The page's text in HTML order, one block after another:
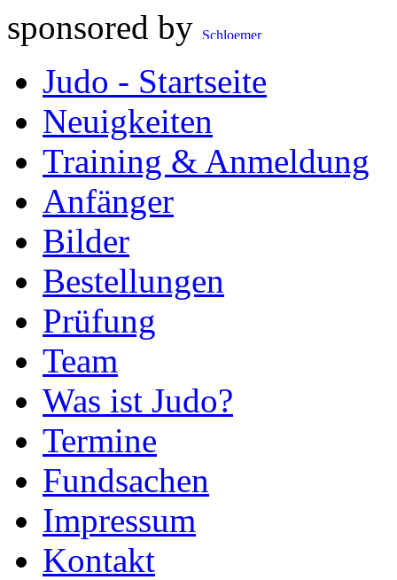
sponsored by
Judo - Startseite
Neuigkeiten
Training & Anmeldung
Anfänger
Bilder
Bestellungen
Prüfung
Team
Was ist Judo?
Termine
Fundsachen
Impressum
Kontakt